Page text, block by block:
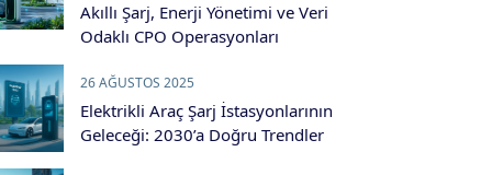
Akıllı Şarj, Enerji Yönetimi ve Veri
Odaklı CPO Operasyonları
26 AĞUSTOS 2025
Elektrikli Araç Şarj İstasyonlarının
Geleceği: 2030’a Doğru Trendler